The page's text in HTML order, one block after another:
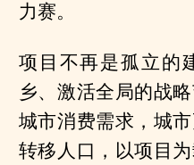
力赛。
项目不再是孤立的
乡、激活全局的战
城市消费需求，城
转移人口，以项目